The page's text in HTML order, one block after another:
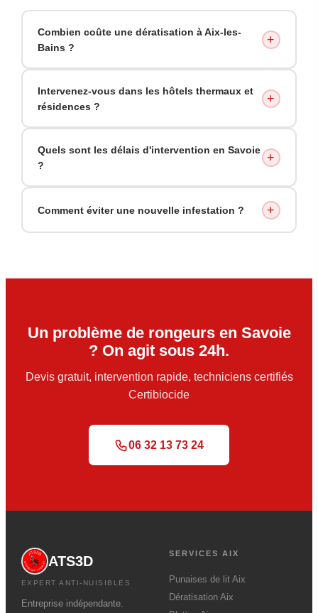
Combien coûte une dératisation à Aix-les-
Bains ?
+
Intervenez-vous dans les hôtels thermaux et
résidences ?
+
Quels sont les délais d'intervention en Savoie
?
+
Comment éviter une nouvelle infestation ? +
Un problème de rongeurs en Savoie
? On agit sous 24h.
Devis gratuit, intervention rapide, techniciens certifiés
Certibiocide
06 32 13 73 24
ATS3D
EXPERT ANTI-NUISIBLES
Entreprise indépendante.
SERVICES AIX
Punaises de lit Aix
Dératisation Aix